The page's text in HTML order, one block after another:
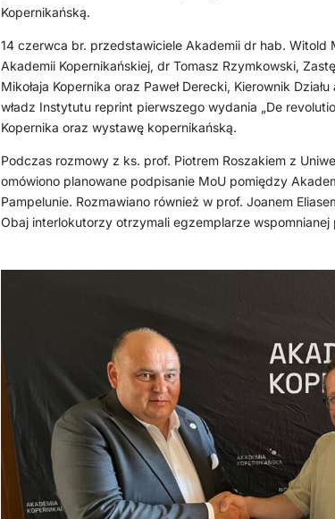
Kopernikańską.
14 czerwca br. przedstawiciele Akademii dr hab. Witold
Akademii Kopernikańskiej, dr Tomasz Rzymkowski,
Mikołaja Kopernika oraz Paweł Derecki, Kierownik
władz Instytutu reprint pierwszego wydania „De
Kopernika oraz wystawę kopernikańską.
Podczas rozmowy z ks. prof. Piotrem Roszakiem z
omówiono planowane podpisanie MoU pomiędzy
Pampelunie. Rozmawiano również w prof. Joanem
Obaj interlokutorzy otrzymali egzemplarze wspomnianej